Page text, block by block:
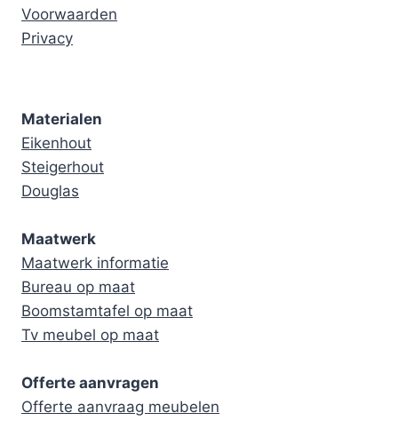
Voorwaarden
Privacy
Materialen
Eikenhout
Steigerhout
Douglas
Maatwerk
Maatwerk informatie
Bureau op maat
Boomstamtafel op maat
Tv meubel op maat
Offerte aanvragen
Offerte aanvraag meubelen